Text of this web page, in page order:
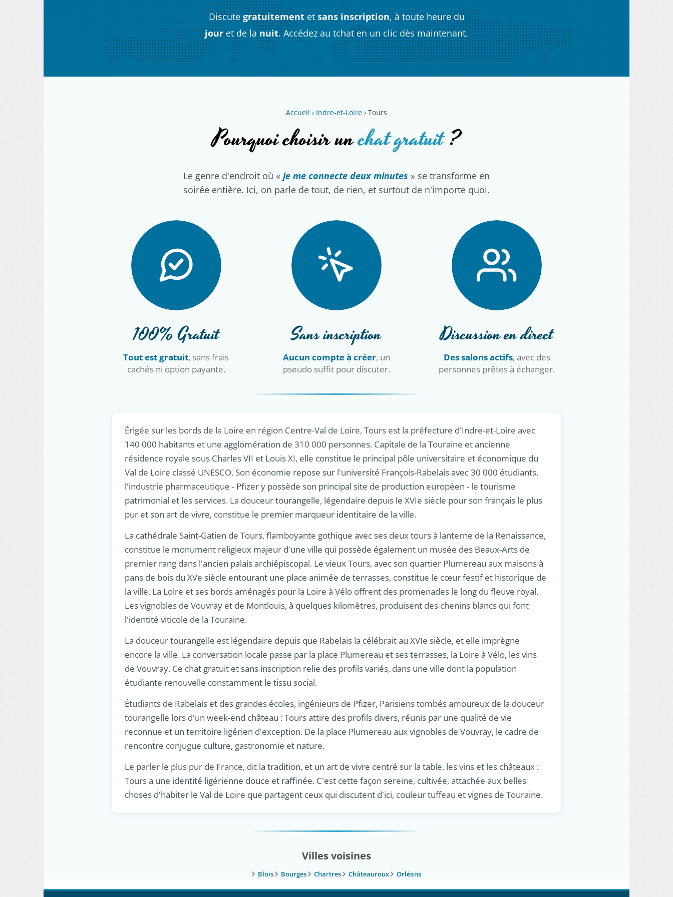
Discutegratuitementet sans inscription, à toute heure du
jouret de lanuit. Accédez au tchat en un clic dès maintenant.
Accueil › Indre-et-Loire › Tours
Pourquoi choisir unchat gratuit?
Le genre d'endroit où « je me connecte deux minutes » se transforme en
soirée entière. Ici, on parle de tout, de rien, et surtout de n'importe quoi.
100% Gratuit
Tout est gratuit, sans frais
cachés ni option payante.
Sans inscription
Aucun compte à créer, un
pseudo suffit pour discuter.
Discussion en direct
Des salons actifs, avec des
personnes prêtes à échanger.
Érigée sur les bords de la Loire en région Centre-Val de Loire, Tours est la préfecture d'Indre-et-Loire avec
140 000 habitants et une agglomération de 310 000 personnes. Capitale de la Touraine et ancienne
résidence royale sous Charles VII et Louis XI, elle constitue le principal pôle universitaire et économique du
Val de Loire classé UNESCO. Son économie repose sur l'université François-Rabelais avec 30 000 étudiants,
l'industrie pharmaceutique - Pfizer y possède son principal site de production européen - le tourisme
patrimonial et les services. La douceur tourangelle, légendaire depuis le XVIe siècle pour son français le plus
pur et son art de vivre, constitue le premier marqueur identitaire de la ville.
La cathédrale Saint-Gatien de Tours, flamboyante gothique avec ses deux tours à lanterne de la Renaissance,
constitue le monument religieux majeur d'une ville qui possède également un musée des Beaux-Arts de
premier rang dans l'ancien palais archiépiscopal. Le vieux Tours, avec son quartier Plumereau aux maisons à
pans de bois du XVe siècle entourant une place animée de terrasses, constitue le cœur festif et historique de
la ville. La Loire et ses bords aménagés pour la Loire à Vélo offrent des promenades le long du fleuve royal.
Les vignobles de Vouvray et de Montlouis, à quelques kilomètres, produisent des chenins blancs qui font
l'identité viticole de la Touraine.
La douceur tourangelle est légendaire depuis que Rabelais la célébrait au XVIe siècle, et elle imprègne
encore la ville. La conversation locale passe par la place Plumereau et ses terrasses, la Loire à Vélo, les vins
de Vouvray. Ce chat gratuit et sans inscription relie des profils variés, dans une ville dont la population
étudiante renouvelle constamment le tissu social.
Étudiants de Rabelais et des grandes écoles, ingénieurs de Pfizer, Parisiens tombés amoureux de la douceur
tourangelle lors d'un week-end château : Tours attire des profils divers, réunis par une qualité de vie
reconnue et un territoire ligérien d'exception. De la place Plumereau aux vignobles de Vouvray, le cadre de
rencontre conjugue culture, gastronomie et nature.
Le parler le plus pur de France, dit la tradition, et un art de vivre centré sur la table, les vins et les châteaux :
Tours a une identité ligérienne douce et raffinée. C'est cette façon sereine, cultivée, attachée aux belles
choses d'habiter le Val de Loire que partagent ceux qui discutent d'ici, couleur tuffeau et vignes de Touraine.
Villes voisines
Blois Bourges Chartres Châteauroux Orléans